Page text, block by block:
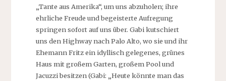
„Tante aus Amerika“, um uns abzuholen; ihre
ehrliche Freude und begeisterte Aufregung
springen sofort auf uns über. Gabi kutschiert
uns den Highway nach Palo Alto, wo sie und ihr
Ehemann Fritz ein idyllisch gelegenes, grünes
Haus mit großem Garten, großem Pool und
Jacuzzi besitzen (Gabi: „Heute könnte man das